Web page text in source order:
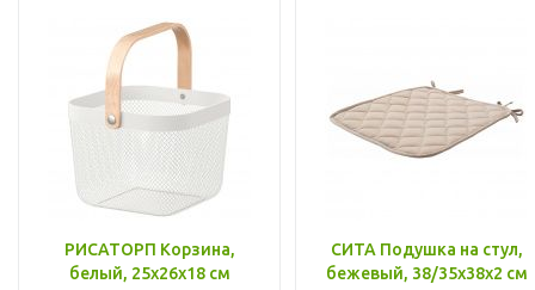
РИСАТОРП Корзина,
белый, 25x26x18 см
СИТА Подушка на стул,
бежевый, 38/35x38x2 см